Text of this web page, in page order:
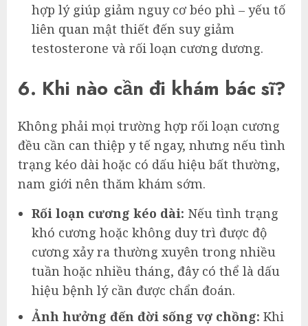
hợp lý giúp giảm nguy cơ béo phì – yếu tố
liên quan mật thiết đến suy giảm
testosterone và rối loạn cương dương.
6. Khi nào cần đi khám bác sĩ?
Không phải mọi trường hợp rối loạn cương
đều cần can thiệp y tế ngay, nhưng nếu tình
trạng kéo dài hoặc có dấu hiệu bất thường,
nam giới nên thăm khám sớm.
Rối loạn cương kéo dài: Nếu tình trạng
khó cương hoặc không duy trì được độ
cương xảy ra thường xuyên trong nhiều
tuần hoặc nhiều tháng, đây có thể là dấu
hiệu bệnh lý cần được chẩn đoán.
Ảnh hưởng đến đời sống vợ chồng: Khi